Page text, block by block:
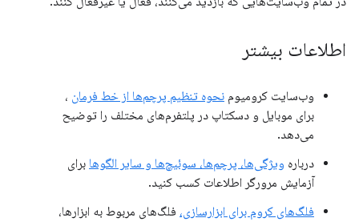
اطلاعات بیشتر
وب‌سایت کرومیوم نحوه تنظیم پرچم‌ها از خط فرمان ،
برای موبایل و دسکتاپ در پلتفرم‌های مختلف را توضیح
می‌دهد.
درباره ویژگی‌ها، پرچم‌ها، سوئیچ‌ها و سایر الگوها برای
آزمایش مرورگر اطلاعات کسب کنید.
فلگ‌های کروم برای ابزارسازی، فلگ‌های مربوط به ابزارها،